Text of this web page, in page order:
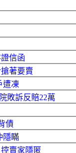
信函
著要賣
遭凍
敗訴反賠22萬
債
隱瞞
賣家隱匿